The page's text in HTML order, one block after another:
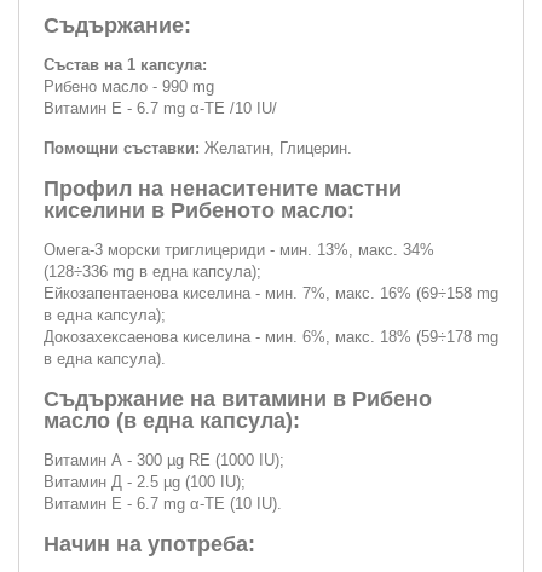
Съдържание:
Състав на 1 капсула:
Рибено масло - 990 mg
Витамин Е - 6.7 mg α-TE /10 IU/
Помощни съставки: Желатин, Глицерин.
Профил на ненаситените мастни
киселини в Рибеното масло:
Омега-3 морски триглицериди - мин. 13%, макс. 34%
(128÷336 mg в една капсула);
Ейкозапентаенова киселина - мин. 7%, макс. 16% (69÷158 mg
в една капсула);
Докозахексаенова киселина - мин. 6%, макс. 18% (59÷178 mg
в една капсула).
Съдържание на витамини в Рибено
масло (в една капсула):
Витамин А - 300 µg RE (1000 IU);
Витамин Д - 2.5 µg (100 IU);
Витамин Е - 6.7 mg α-TE (10 IU).
Начин на употреба: